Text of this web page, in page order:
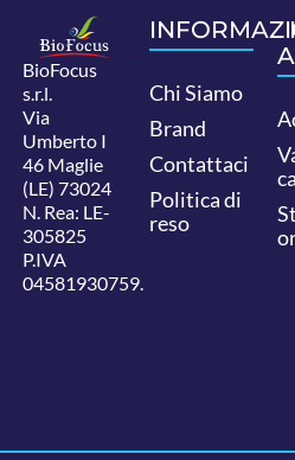
BioFocus
s.r.l.
Via
Umberto I
46 Maglie
(LE) 73024
N. Rea: LE-
305825
P.IVA
04581930759.
Chi Siamo
Brand
Contattaci
Politica di
reso